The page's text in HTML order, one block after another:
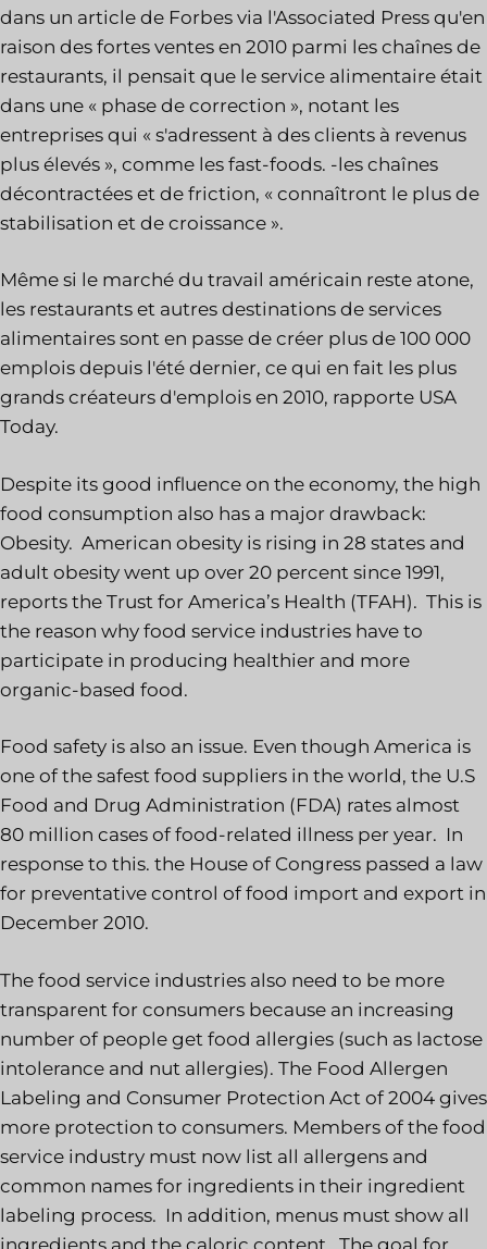
dans un article de Forbes via l'Associated Press qu'en
raison des fortes ventes en 2010 parmi les chaînes de
restaurants, il pensait que le service alimentaire était
dans une « phase de correction », notant les
entreprises qui « s'adressent à des clients à revenus
plus élevés », comme les fast-foods. -les chaînes
décontractées et de friction, « connaîtront le plus de
stabilisation et de croissance ».
Même si le marché du travail américain reste atone,
les restaurants et autres destinations de services
alimentaires sont en passe de créer plus de 100 000
emplois depuis l'été dernier, ce qui en fait les plus
grands créateurs d'emplois en 2010, rapporte USA
Today.
Despite its good influence on the economy, the high
food consumption also has a major drawback:
Obesity. American obesity is rising in 28 states and
adult obesity went up over 20 percent since 1991,
reports the Trust for America’s Health (TFAH). This is
the reason why food service industries have to
participate in producing healthier and more
organic-based food.
Food safety is also an issue. Even though America is
one of the safest food suppliers in the world, the U.S
Food and Drug Administration (FDA) rates almost
80 million cases of food-related illness per year. In
response to this. the House of Congress passed a law
for preventative control of food import and export in
December 2010.
The food service industries also need to be more
transparent for consumers because an increasing
number of people get food allergies (such as lactose
intolerance and nut allergies). The Food Allergen
Labeling and Consumer Protection Act of 2004 gives
more protection to consumers. Members of the food
service industry must now list all allergens and
common names for ingredients in their ingredient
labeling process. In addition, menus must show all
ingredients and the caloric content. The goal for